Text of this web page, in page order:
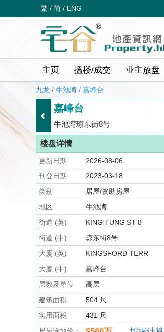
繁 / 简 / ENG
主页 搵楼/成交 业主放盘
九龙 / 牛池湾 / 嘉峰台
嘉峰台
牛池湾琼东街8号
楼盘详情
更新日期
2026-08-06
刊登日期
2023-03-18
类别
居屋/资助房屋
地区
牛池湾
街道 (英)
KING TUNG ST 8
街道 (中)
琼东街8号
大厦 (英)
KINGSFORD TERR
大厦 (中)
嘉峰台
层数及单位
高层
建筑面积
504 尺
实用面积
431 尺
居屋连地价：